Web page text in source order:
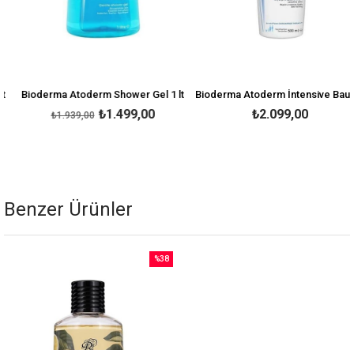
Bioderma Atoderm Shower Gel 1 lt
₺1.499,00
₺1.939,00
Bioderma Atoderm İntensive Baume 500 ml
₺2.099,00
Benzer Ürünler
%38